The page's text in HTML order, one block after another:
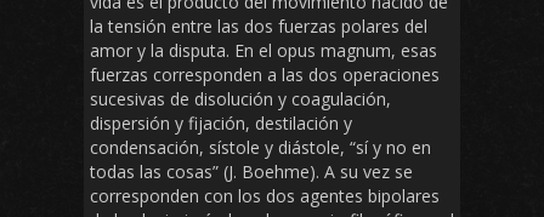
la tensión entre las dos fuerzas polares del
amor y la disputa. En el opus magnum, esas
fuerzas corresponden a las dos operaciones
sucesivas de disolución y coagulación,
dispersión y fijación, destilación y
condensación, sístole y diástole, “sí y no en
todas las cosas” (J. Boehme). A su vez se
corresponden con los dos agentes bipolares